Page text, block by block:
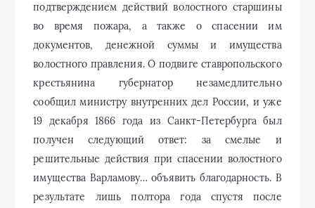
подтверждением действий волостного старшины
во время пожара, а также о спасении им
документов, денежной суммы и имущества
волостного правления. О подвиге ставропольского
крестьянина губернатор незамедлительно
сообщил министру внутренних дел России, и уже
19 декабря 1866 года из Санкт-Петербурга был
получен следующий ответ: за смелые и
решительные действия при спасении волостного
имущества Варламову… объявить благодарность. В
результате лишь полтора года спустя после